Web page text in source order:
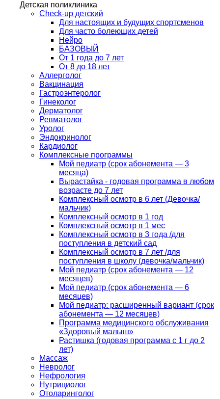
Детская поликлиника
Check-up детский
Для настоящих и будущих спортсменов
Для часто болеющих детей
Нейро
БАЗОВЫЙ
От 1 года до 7 лет
От 8 до 18 лет
Аллерголог
Вакцинация
Гастроэнтеролог
Гинеколог
Дерматолог
Ревматолог
Уролог
Эндокринолог
Кардиолог
Комплексные программы
Мой педиатр (срок абонемента — 3
месяца)
Вырастайка - годовая программа в любом
возрасте до 7 лет
Комплексный осмотр в 6 лет (Девочка/
мальчик)
Комплексный осмотр в 1 год
Комплексный осмотр в 1 мес
Комплексный осмотр в 3 года /для
поступления в детский сад
Комплексный осмотр в 7 лет /для
поступления в школу (девочка/мальчик)
Мой педиатр (срок абонемента — 12
месяцев)
Мой педиатр (срок абонемента — 6
месяцев)
Мой педиатр: расширенный вариант (срок
абонемента — 12 месяцев)
Программа медицинского обслуживания
«Здоровый малыш»
Растишка (годовая программа с 1 г до 2
лет)
Массаж
Невролог
Нефрология
Нутрициолог
Отоларинголог